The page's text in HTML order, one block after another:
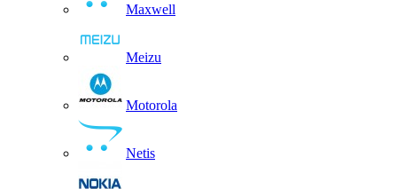
Maxwell
Meizu
Motorola
Netis